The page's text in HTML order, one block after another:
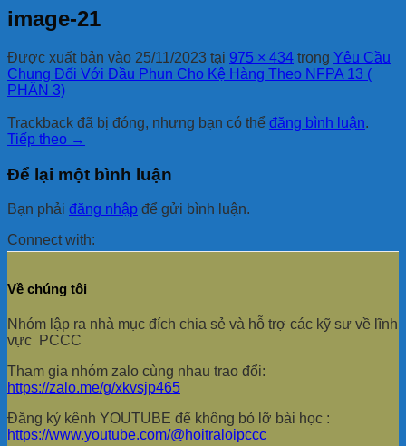
image-21
Được xuất bản vào 25/11/2023 tại 975 × 434 trong Yêu Cầu
Chung Đối Với Đầu Phun Cho Kệ Hàng Theo NFPA 13 (
PHẦN 3)
Trackback đã bị đóng, nhưng bạn có thể đăng bình luận.
Tiếp theo →
Để lại một bình luận
Bạn phải đăng nhập để gửi bình luận.
Connect with:
Về chúng tôi
Nhóm lập ra nhà mục đích chia sẻ và hỗ trợ các kỹ sư về lĩnh
vực PCCC
Tham gia nhóm zalo cùng nhau trao đổi:
https://zalo.me/g/xkvsjp465
Đăng ký kênh YOUTUBE để không bỏ lỡ bài học :
https://www.youtube.com/@hoitraloipccc